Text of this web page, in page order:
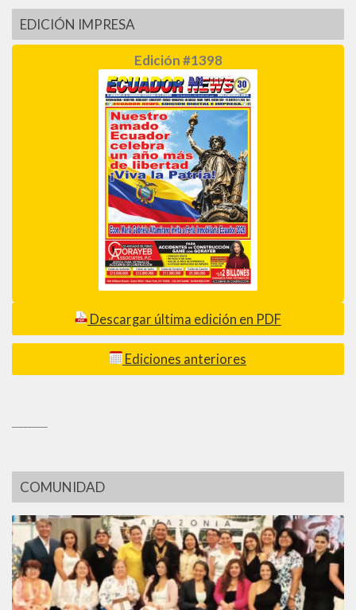
EDICIÓN IMPRESA
Edición #1398
Descargar última edición en PDF
Ediciones anteriores
COMUNIDAD